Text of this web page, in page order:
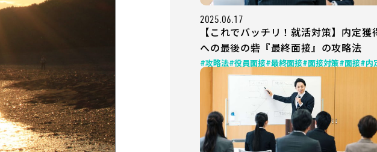
2025.06.17
【これでバッチリ！就活対策】内定獲
への最後の砦『最終面接』の攻略法
#攻略法#役員面接#最終面接#面接対策#面接#内